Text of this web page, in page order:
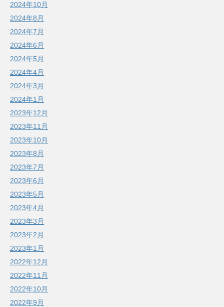
2024年10月
2024年8月
2024年7月
2024年6月
2024年5月
2024年4月
2024年3月
2024年1月
2023年12月
2023年11月
2023年10月
2023年8月
2023年7月
2023年6月
2023年5月
2023年4月
2023年3月
2023年2月
2023年1月
2022年12月
2022年11月
2022年10月
2022年9月